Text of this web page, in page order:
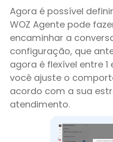
Agora é possível
WOZ Agente pode
encaminhar a
configuração, que
agora é flexível entre
você ajuste o
acordo com a sua
atendimento.